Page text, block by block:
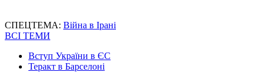
СПЕЦТЕМА: Війна в Ірані
ВСІ ТЕМИ
Вступ України в ЄС
Теракт в Барселоні